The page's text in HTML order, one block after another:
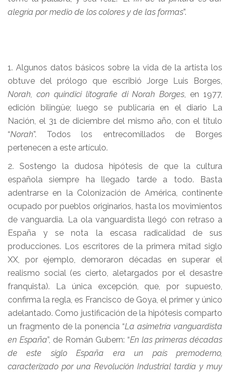
alegría por medio de los colores y de las formas”.
1. Algunos datos básicos sobre la vida de la artista los
obtuve del prólogo que escribió Jorge Luis Borges,
Norah, con quindici litografie di Norah Borges, en 1977,
edición bilingüe; luego se publicaría en el diario La
Nación, el 31 de diciembre del mismo año, con el título
“Norah”. Todos los entrecomillados de Borges
pertenecen a este artículo.
2. Sostengo la dudosa hipótesis de que la cultura
española siempre ha llegado tarde a todo. Basta
adentrarse en la Colonización de América, continente
ocupado por pueblos originarios, hasta los movimientos
de vanguardia. La ola vanguardista llegó con retraso a
España y se nota la escasa radicalidad de sus
producciones. Los escritores de la primera mitad siglo
XX, por ejemplo, demoraron décadas en superar el
realismo social (es cierto, aletargados por el desastre
franquista). La única excepción, que, por supuesto,
confirma la regla, es Francisco de Goya, el primer y único
adelantado. Como justificación de la hipótesis comparto
un fragmento de la ponencia “La asimetría vanguardista
en España”, de Román Gubern: “En las primeras décadas
de este siglo España era un país premoderno,
caracterizado por una Revolución Industrial tardía y muy